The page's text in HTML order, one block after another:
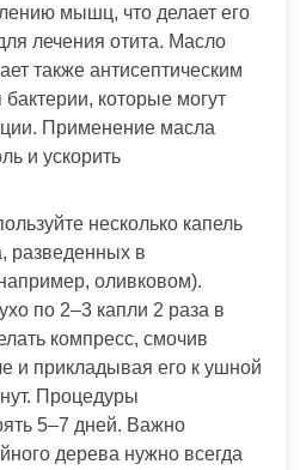
мышц, что делает его
лечения отита. Масло
также антисептическим
которые могут
Применение масла
и ускорить
несколько капель
разведенных в
оливковом).
по 2–3 капли 2 раза в
компресс, смочив
и прикладывая его к ушной
Процедуры
5–7 дней. Важно
дерева нужно всегда